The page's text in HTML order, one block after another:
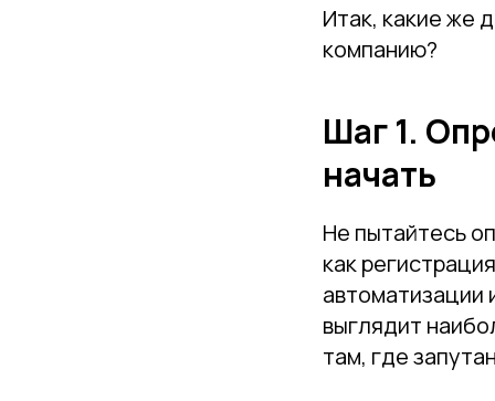
Итак, какие же
компанию?
Шаг 1.
начать
Не пытайтесь
как
автоматизации
выглядит
там, где